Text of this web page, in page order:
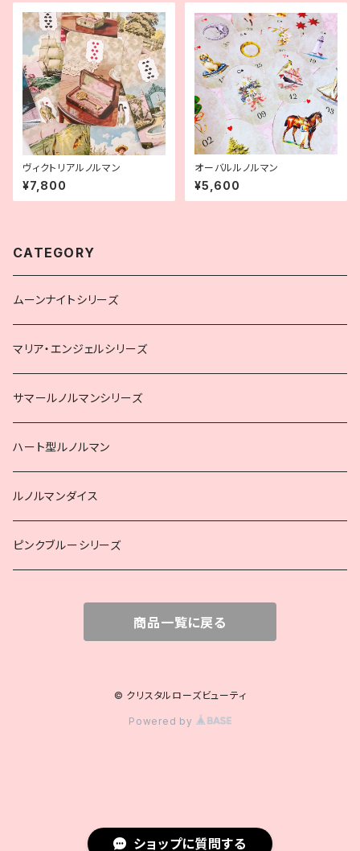
ショップに質問する
ヴィクトリアルノルマン
¥7,800
オーバルルノルマン
¥5,600
CATEGORY
ムーンナイトシリーズ
マリア・エンジェルシリーズ
サマールノルマンシリーズ
ハート型ルノルマン
ルノルマンダイス
ピンクブルーシリーズ
商品一覧に戻る
© クリスタルローズビューティ
Powered by